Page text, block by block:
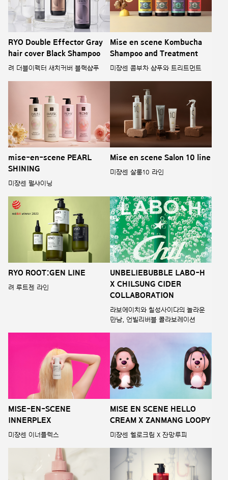
RYO Double Effector Gray
hair cover Black Shampoo
려 더블이펙터 새치커버 블랙샴푸
Mise en scene Kombucha
Shampoo and Treatment
미쟝센 콤부차 샴푸와 트리트먼트
mise-en-scene PEARL
SHINING
미쟝센 펄샤이닝
Mise en scene Salon 10 line
미쟝센 살롱10 라인
RYO ROOT:GEN LINE
려 루트젠 라인
UNBELIEBUBBLE LABO-H
X CHILSUNG CIDER
COLLABORATION
라보에이치와 칠성사이다의 놀라운
만남, 언빌리버블 콜라보레이션
MISE-EN-SCENE
INNERPLEX
미쟝센 이너플렉스
MISE EN SCENE HELLO
CREAM X ZANMANG LOOPY
미쟝센 헬로크림 X 잔망루피